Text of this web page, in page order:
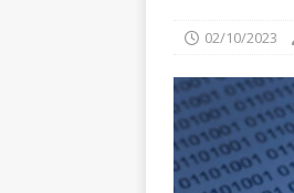
02/10/2023